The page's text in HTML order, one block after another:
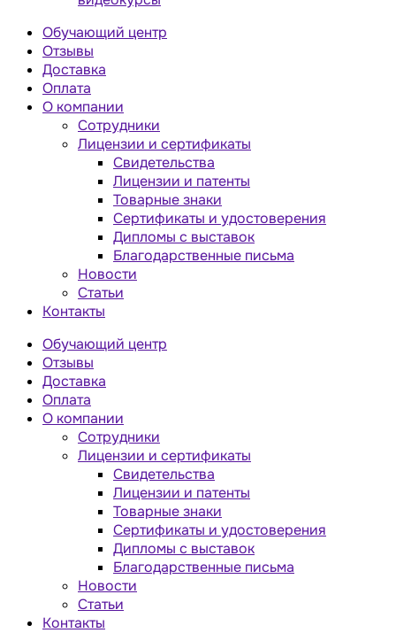
Обучающий центр
Отзывы
Доставка
Оплата
О компании
Сотрудники
Лицензии и сертификаты
Свидетельства
Лицензии и патенты
Товарные знаки
Сертификаты и удостоверения
Дипломы с выставок
Благодарственные письма
Новости
Статьи
Контакты
Обучающий центр
Отзывы
Доставка
Оплата
О компании
Сотрудники
Лицензии и сертификаты
Свидетельства
Лицензии и патенты
Товарные знаки
Сертификаты и удостоверения
Дипломы с выставок
Благодарственные письма
Новости
Статьи
Контакты